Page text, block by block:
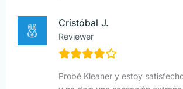
Cristóbal J.
Reviewer
Probé Kleaner y estoy